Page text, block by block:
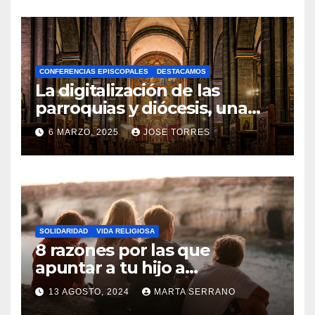
O
H
A
Y
C
O
M
N
T
A
R
I
O
S
CONFERENCIAS EPISCOPALES DESTACAMOS
La digitalización de las
parroquias y diócesis, una
realidad ya para el futuro de
la Iglesia
6 MARZO, 2025 JOSE TORRES
N
O
H
A
Y
SOLIDARIDAD VIDA RELIGIOSA
8 razones por las que
apuntar a tu hijo a
Catequesis
13 AGOSTO, 2024 MARTA SERRANO